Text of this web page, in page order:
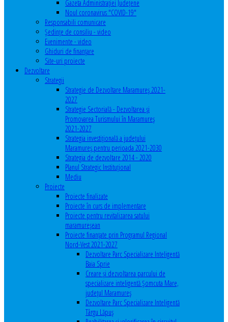
Gazeta Administraţiei Judeţene
Noul coronavirus "COVID-19"
Responsabili comunicare
Şedinţe de consiliu - video
Evenimente - video
Ghiduri de finanţare
Site-uri proiecte
Dezvoltare
Strategii
Strategie de Dezvoltare Maramureș 2021-
2027
Strategie Sectorială - Dezvoltarea și
Promovarea Turismului în Maramureș
2021-2027
Strategia investiţională a județului
Maramureș pentru perioada 2021-2030
Strategia de dezvoltare 2014 - 2020
Planul Strategic Instituţional
Mediu
Proiecte
Proiecte finalizate
Proiecte în curs de implementare
Proiecte pentru revitalizarea satului
maramureşean
Proiecte finanțate prin Programul Regional
Nord-Vest 2021-2027
Dezvoltare Parc Specializare Inteligentă
Baia Sprie
Creare și dezvoltarea parcului de
specializare inteligentă Șomcuta Mare,
județul Maramureș
Dezvoltare Parc Specializare Inteligentă
Târgu Lăpuș